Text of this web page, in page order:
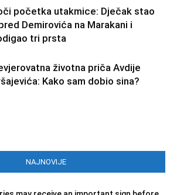
početka utakmice: Dječak stao
Demirovića na Marakani i
tri prsta
životna priča Avdije
Kako sam dobio sina?
NAJNOVIJE